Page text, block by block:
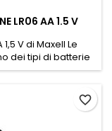
LR06 AA 1.5 V
V di Maxell Le
dei tipi di batterie
consigliate per
di fumo, orologi,
Una batteria
favorite_border